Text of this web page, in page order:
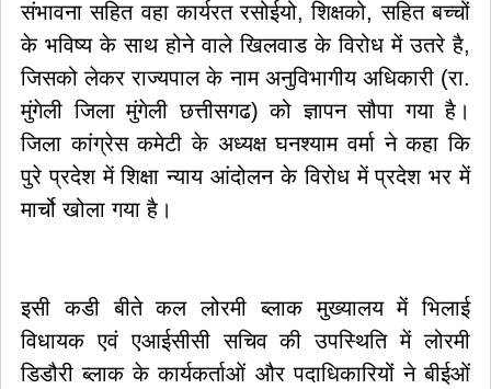
संभावना सहित वहा कार्यरत रसोईयो, शिक्षको, सहित बच्चों
के भविष्य के साथ होने वाले खिलवाड के विरोध में उतरे है,
जिसको लेकर राज्यपाल के नाम अनुविभागीय अधिकारी (रा.
मुंगेली जिला मुंगेली छत्तीसगढ) को ज्ञापन सौपा गया है।
जिला कांग्रेस कमेटी के अध्यक्ष घनश्याम वर्मा ने कहा कि
पुरे प्रदेश में शिक्षा न्याय आंदोलन के विरोध में प्रदेश भर में
मार्चो खोला गया है।
इसी कडी बीते कल लोरमी ब्लाक मुख्यालय में भिलाई
विधायक एवं एआईसीसी सचिव की उपस्थिति में लोरमी
डिडौरी ब्लाक के कार्यकर्ताओं और पदाधिकारियों ने बीईओं